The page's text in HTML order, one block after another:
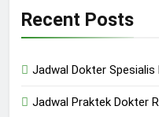
Recent Posts
Jadwal Dokter Spesialis
Jadwal Praktek Dokter